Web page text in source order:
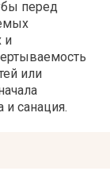
перед
и
или
и санация.